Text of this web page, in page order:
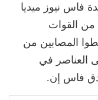
فاس نيوز ميديا
من القوات
المصابين من
العناصر في
فاس إن.